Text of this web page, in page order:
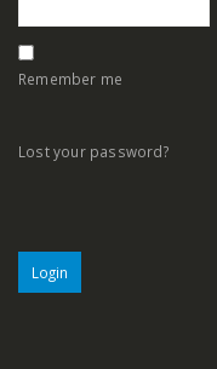
Remember me
Lost your password?